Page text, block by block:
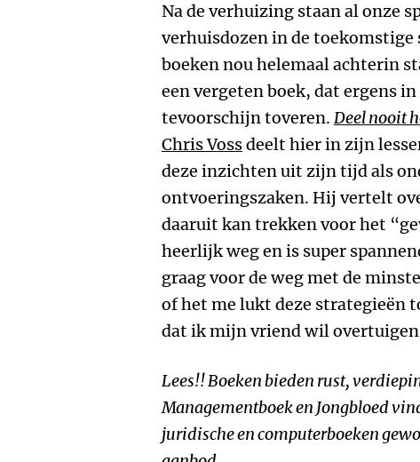
Na de verhuizing staan al onze
verhuisdozen in de
boeken nou helemaal achterin
een vergeten boek, dat ergens
tevoorschijn toveren. Deel nooit
Chris Vossdeelt hier in zijn
deze inzichten uit zijn tijd als
ontvoeringszaken. Hij vertelt
daaruit kan trekken voor het
heerlijk weg en is super
graag voor de weg met de
of het me lukt deze strategieën
dat ik mijn vriend wil overtuigen
Lees!! Boeken bieden rust,
Managementboek en Jongbloed
juridische en computerboeken